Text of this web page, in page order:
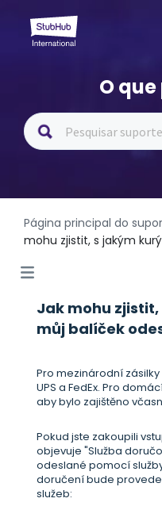
O
Página principal do
mohu zjistit, s jakým
Jak mohu
můj balíček
Pro mezinárodní
UPS a FedEx. Pro
aby bylo zajištěno
Pokud jste zakoupili
objevuje "Služba
odeslané pomocí
doručení bude
služeb: